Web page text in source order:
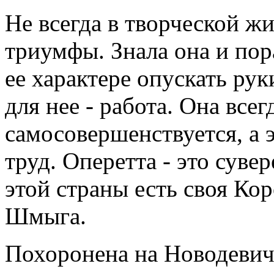
Не всегда в творческой
триумфы. Знала она и
ее характере опускать
для нее - работа. Она
самосовершенствуется,
труд. Оперетта - это
этой страны есть своя
Шмыга.
Похоронена на